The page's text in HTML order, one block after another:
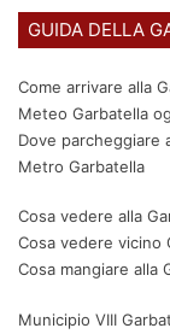
GUIDA DELLA
Come arrivare alla
Meteo Garbatella
Dove parcheggiare
Metro Garbatella
Cosa vedere alla
Cosa vedere vicino
Cosa mangiare alla
Municipio VIII